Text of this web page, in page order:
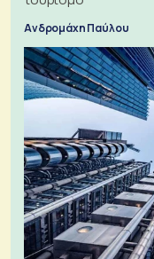
Ανδρομάχη Παύλου